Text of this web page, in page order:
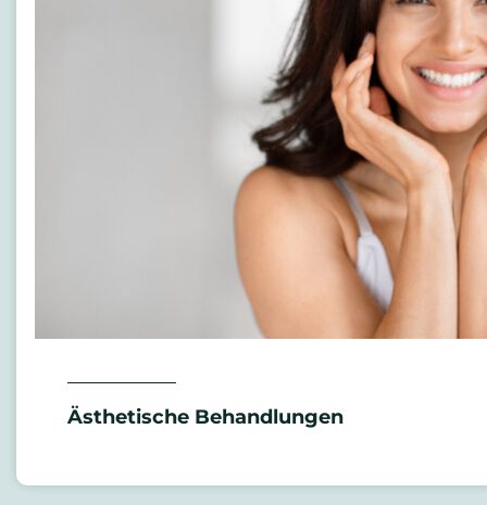
Ästhetische Behandlungen